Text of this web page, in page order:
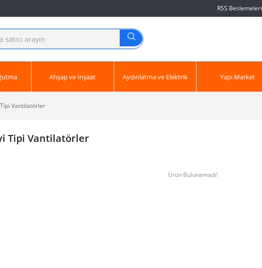
RSS Beslemeleri
Ahşap ve İnşaat Aydınlatma ve Elektrik Yapı Market
Vantilatörler
Tipi Vantilatörler
Ürün Bulunamadı!